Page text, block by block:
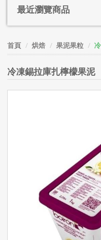
最近瀏覽商品
首頁 烘焙 果泥果粒
冷凍錫拉庫扎檸檬果泥